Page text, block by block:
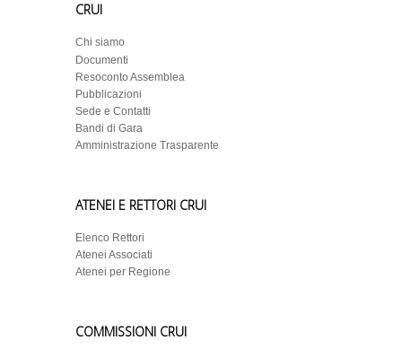
CRUI
Chi siamo
Documenti
Resoconto Assemblea
Pubblicazioni
Sede e Contatti
Bandi di Gara
Amministrazione Trasparente
ATENEI E RETTORI CRUI
Elenco Rettori
Atenei Associati
Atenei per Regione
COMMISSIONI CRUI